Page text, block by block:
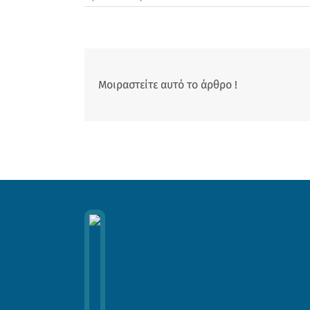
Μοιραστείτε αυτό το άρθρο !